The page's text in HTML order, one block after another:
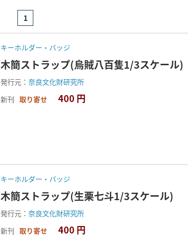
1
キーホルダー・バッジ
木簡ストラップ(烏賊八百隻1/3スケール)
発行元： 奈良文化財研究所
新刊 取り寄せ 400 円
キーホルダー・バッジ
木簡ストラップ(生栗七斗1/3スケール)
発行元： 奈良文化財研究所
新刊 取り寄せ 400 円